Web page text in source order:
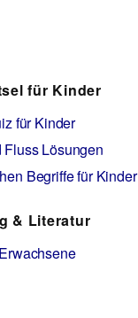
für Kinder
für Kinder
Lösungen
Begriffe für Kinder
& Literatur